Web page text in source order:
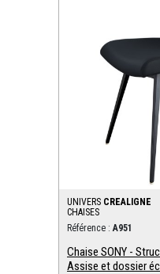
UNIVERS CREALIGNE
CHAISES
Référence :A951
Chaise SONY -
Assise et dossier